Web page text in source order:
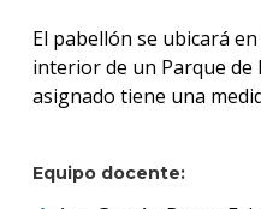
El pabellón se ubicará
interior de un Parque de
asignado tiene una
Equipo docente: